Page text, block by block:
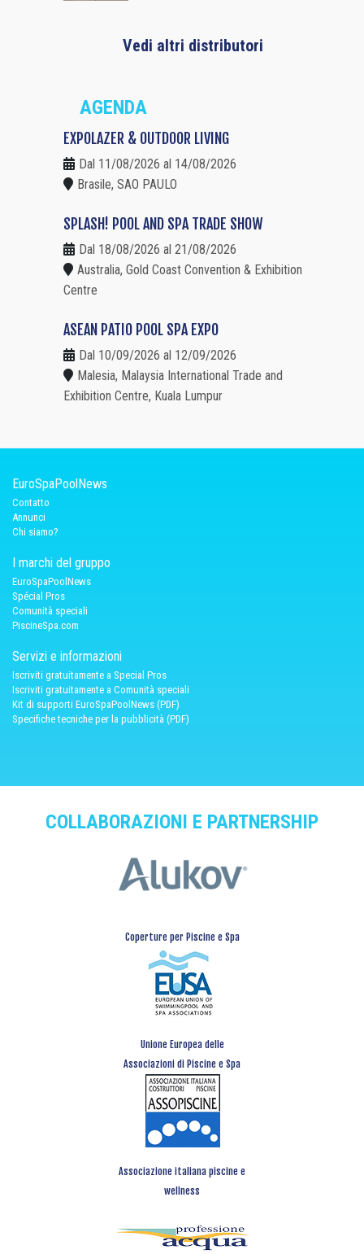
Vedi altri distributori
AGENDA
EXPOLAZER & OUTDOOR LIVING
Dal 11/08/2026 al 14/08/2026
Brasile, SAO PAULO
SPLASH! POOL AND SPA TRADE SHOW
Dal 18/08/2026 al 21/08/2026
Australia, Gold Coast Convention & Exhibition
Centre
ASEAN PATIO POOL SPA EXPO
Dal 10/09/2026 al 12/09/2026
Malesia, Malaysia International Trade and
Exhibition Centre, Kuala Lumpur
EuroSpaPoolNews
Contatto
Annunci
Chi siamo?
I marchi del gruppo
EuroSpaPoolNews
Spécial Pros
Comunità speciali
PiscineSpa.com
Servizi e informazioni
Iscriviti gratuitamente a Special Pros
Iscriviti gratuitamente a Comunità speciali
Kit di supporti EuroSpaPoolNews (PDF)
Specifiche tecniche per la pubblicità (PDF)
COLLABORAZIONI E PARTNERSHIP
Coperture per Piscine e Spa
Unione Europea delle
Associazioni di Piscine e Spa
Associazione italiana piscine e
wellness